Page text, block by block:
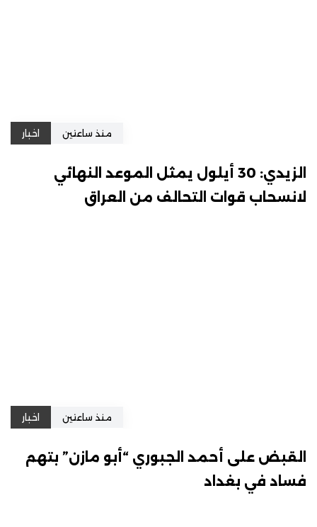
منذ ساعتين اخبار
الزيدي: 30 أيلول يمثل الموعد النهائي
لانسحاب قوات التحالف من العراق
منذ ساعتين اخبار
القبض على أحمد الجبوري “أبو مازن” بتهم
فساد في بغداد